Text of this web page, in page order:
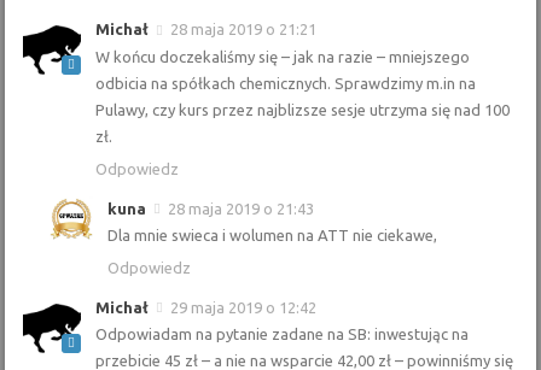
Michał
28 maja 2019 o 21:21
W końcu doczekaliśmy się – jak na razie – mniejszego
odbicia na spółkach chemicznych. Sprawdzimy m.in na
Pulawy, czy kurs przez najblizsze sesje utrzyma się nad 100
zł.
Odpowiedz
kuna
28 maja 2019 o 21:43
Dla mnie swieca i wolumen na ATT nie ciekawe,
Odpowiedz
Michał
29 maja 2019 o 12:42
Odpowiadam na pytanie zadane na SB: inwestując na
przebicie 45 zł – a nie na wsparcie 42,00 zł – powinniśmy się